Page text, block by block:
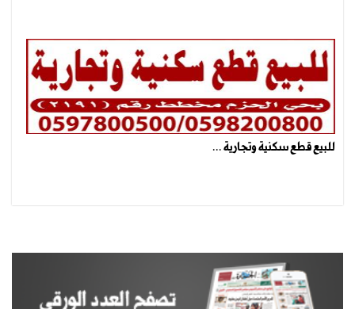
للبيع قطع سكنية وتجارية ...